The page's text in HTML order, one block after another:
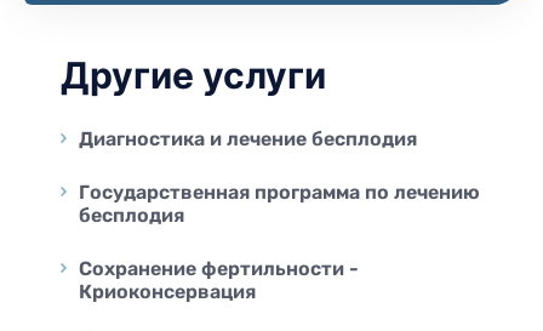
Другие услуги
Диагностика и лечение бесплодия
Государственная программа по лечению
бесплодия
Сохранение фертильности -
Криоконсервация